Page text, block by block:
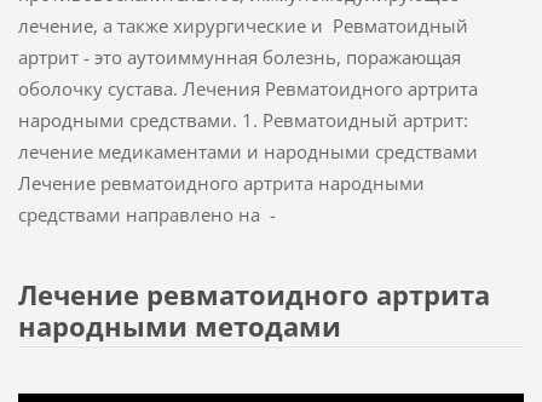
лечение, а также хирургические и Ревматоидный
артрит - это аутоиммунная болезнь, поражающая
оболочку сустава. Лечения Ревматоидного артрита
народными средствами. 1. Ревматоидный артрит:
лечение медикаментами и народными средствами
Лечение ревматоидного артрита народными
средствами направлено на -
Лечение ревматоидного артрита
народными методами